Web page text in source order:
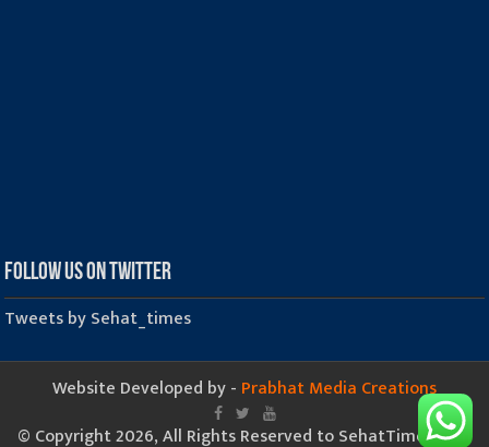
Follow us on Twitter
Tweets by Sehat_times
Website Developed by - Prabhat Media Creations
© Copyright 2026, All Rights Reserved to SehatTimes.Com